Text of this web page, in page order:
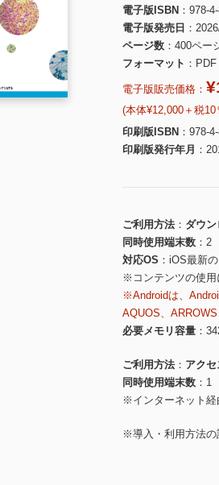
電子版ISBN
978-
電子版発売日
ページ数
400ペー
フォーマット
電子版販売価格：
(本体¥12,000＋税10
印刷版ISBN
978-
印刷版発行年月
ご利用方法
ダウン
同時使用端末数
2
対応OS
iOS最新
※コンテンツの使用
※Androidは、
AQUOS、
必要メモリ容量
ご利用方法
アクセ
同時使用端末数
1
※インターネット経
※導入・利用方法の